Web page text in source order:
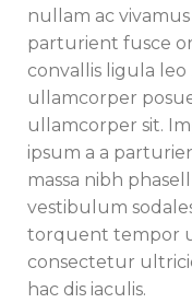
nullam ac
parturient fusce
convallis ligula leo
ullamcorper
ullamcorper sit.
ipsum a a
massa nibh
vestibulum
torquent tempor
consectetur
hac dis iaculis.